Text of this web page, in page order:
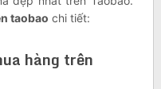
taobao chi tiết:
hàng trên